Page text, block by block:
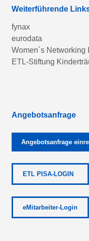
Weiterführende
fynax
eurodata
Women´s Networking
ETL-Stiftung
Angebotsanfrage
Angebotsanfrage
ETL PISA-LOGIN
eMitarbeiter-Login